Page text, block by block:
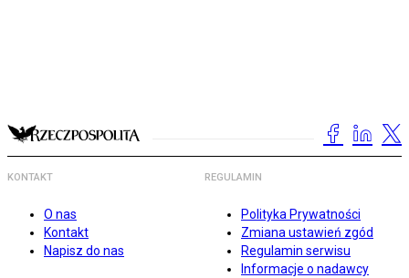
KONTAKT
O nas
Kontakt
Napisz do nas
REGULAMIN
Polityka Prywatności
Zmiana ustawień zgód
Regulamin serwisu
Informacje o nadawcy